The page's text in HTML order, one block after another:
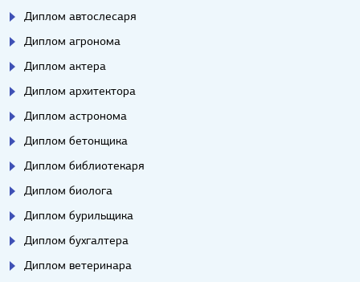
Диплом автослесаря
Диплом агронома
Диплом актера
Диплом архитектора
Диплом астронома
Диплом бетонщика
Диплом библиотекаря
Диплом биолога
Диплом бурильщика
Диплом бухгалтера
Диплом ветеринара